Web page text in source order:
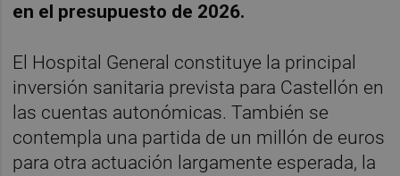
en el presupuesto de 2026.
El Hospital General constituye la principal
inversión sanitaria prevista para Castellón en
las cuentas autonómicas. También se
contempla una partida de un millón de euros
para otra actuación largamente esperada, la